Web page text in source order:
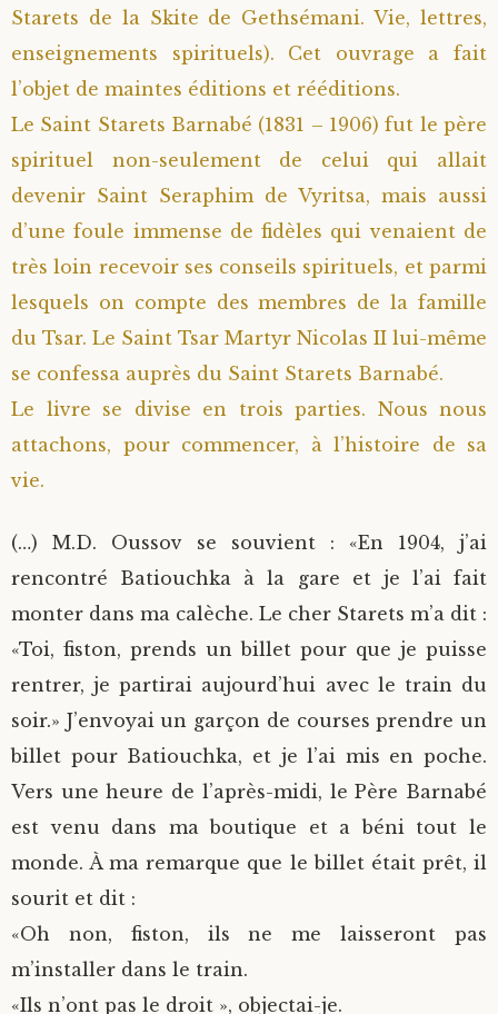
Starets de la Skite de Gethsémani. Vie, lettres,
enseignements spirituels). Cet ouvrage a fait
l’objet de maintes éditions et rééditions.
Le Saint Starets Barnabé (1831 – 1906) fut le père
spirituel non-seulement de celui qui allait
devenir Saint Seraphim de Vyritsa, mais aussi
d’une foule immense de fidèles qui venaient de
très loin recevoir ses conseils spirituels, et parmi
lesquels on compte des membres de la famille
du Tsar. Le Saint Tsar Martyr Nicolas II lui-même
se confessa auprès du Saint Starets Barnabé.
Le livre se divise en trois parties. Nous nous
attachons, pour commencer, à l’histoire de sa
vie.
(…) M.D. Oussov se souvient : «En 1904, j’ai
rencontré Batiouchka à la gare et je l’ai fait
monter dans ma calèche. Le cher Starets m’a dit :
«Toi, fiston, prends un billet pour que je puisse
rentrer, je partirai aujourd’hui avec le train du
soir.» J’envoyai un garçon de courses prendre un
billet pour Batiouchka, et je l’ai mis en poche.
Vers une heure de l’après-midi, le Père Barnabé
est venu dans ma boutique et a béni tout le
monde. À ma remarque que le billet était prêt, il
sourit et dit :
«Oh non, fiston, ils ne me laisseront pas
m’installer dans le train.
«Ils n’ont pas le droit », objectai-je.